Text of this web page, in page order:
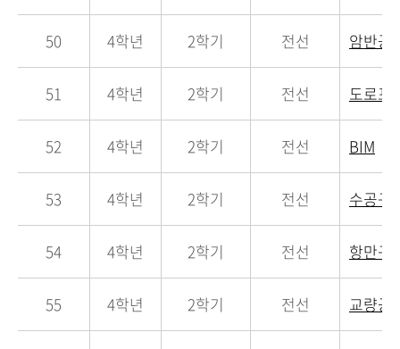
50 4학년 2학기 전선 암반공
51 4학년 2학기 전선 도로포
52 4학년 2학기 전선 BIM
53 4학년 2학기 전선 수공구
54 4학년 2학기 전선 항만구
55 4학년 2학기 전선 교량공